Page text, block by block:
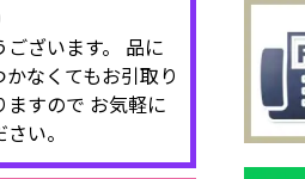
ざいます。 品に
なくてもお引取り
すので お気軽に
い。